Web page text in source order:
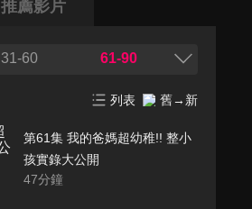
推薦影片
31-60 61-90
列表 舊→新
第61集 我的爸媽超幼稚!! 整小
孩實錄大公開
47分鐘